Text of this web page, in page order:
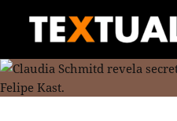
TEXTUAL